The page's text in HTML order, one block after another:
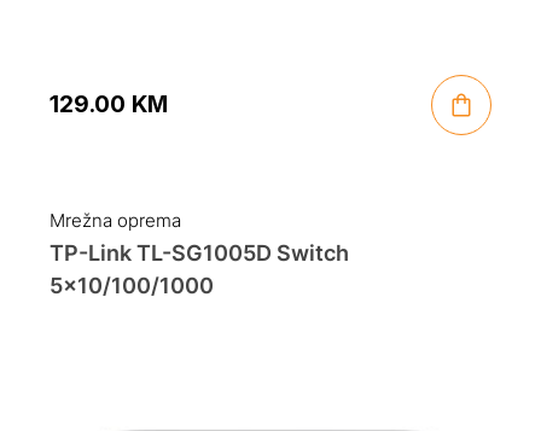
129.00 KM
Mrežna oprema
TP-Link TL-SG1005D Switch
5×10/100/1000